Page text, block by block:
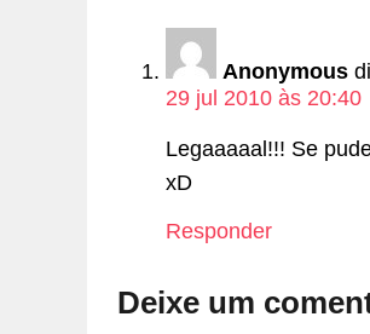
Anonymous
29 jul 2010 às 20:40
Legaaaaal!!! Se
xD
Responder
Deixe um